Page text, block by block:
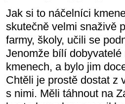
Jak si to náčelníci
skutečně velmi snaživě
farmy, školy, učili se
Jenomže bílí
kmenech, a bylo jim
Chtěli je prostě dostat z
s nimi. Měli táhnout na